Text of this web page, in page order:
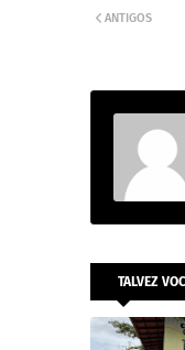
ANTIGOS
TALVEZ